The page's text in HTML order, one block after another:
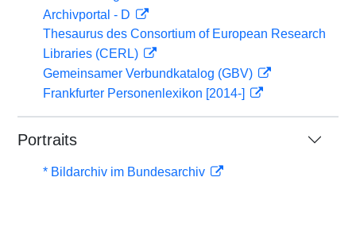
Archivportal - D
Thesaurus des Consortium of European Research
Libraries (CERL)
Gemeinsamer Verbundkatalog (GBV)
Frankfurter Personenlexikon [2014-]
Portraits
* Bildarchiv im Bundesarchiv